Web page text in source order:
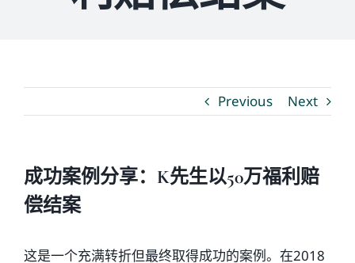
博客
温馨提示
Previous Next
成功案例分享：K先生以50万福利赔
偿结案
这是一个充满转折但最终取得成功的案例。在2018